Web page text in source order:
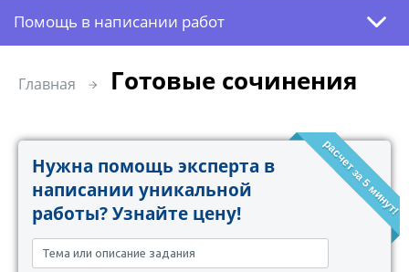
Помощь в написании работ
Главная Готовые сочинения
расчет за 5 минут!
Нужна помощь эксперта в
написании уникальной
работы? Узнайте цену!